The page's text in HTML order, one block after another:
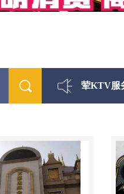
荤KTV服
最新荤KTV真空